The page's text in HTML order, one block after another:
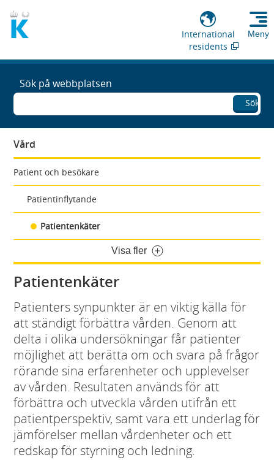
International
residents
Meny
Sök på webbplatsen
Sök
Vård
Patient och besökare
Patientinflytande
Patientenkäter
Visa fler
Patientenkäter
Patienters synpunkter är en viktig källa för
att ständigt förbättra vården. Genom att
delta i olika undersökningar får patienter
möjlighet att berätta om och svara på frågor
rörande sina erfarenheter och upplevelser
av vården. Resultaten används för att
förbättra och utveckla vården utifrån ett
patientperspektiv, samt vara ett underlag för
jämförelser mellan vårdenheter och ett
redskap för styrning och ledning.